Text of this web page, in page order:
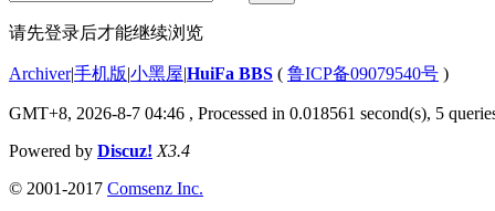
请先登录后才能继续浏览
Archiver|手机版|小黑屋|HuiFa BBS ( 鲁ICP备09079540号 )
GMT+8, 2026-8-7 04:46 , Processed in 0.018561 second(s), 5
Powered by Discuz! X3.4
© 2001-2017 Comsenz Inc.